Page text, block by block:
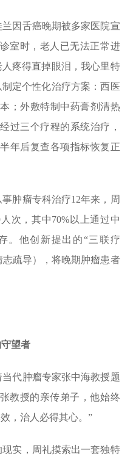
兰因舌癌晚期被多家医院宣
室时，老人已无法正常进
疼得直掉眼泪，我心里特
定个性化治疗方案：西医
；外敷特制中药膏剂清热
过三个疗程的系统治疗，
年后复查各项指标恢复正
肿瘤专科治疗12年来，周
次，其中70%以上通过中
。他创新提出的“三联疗
疏导），将晚期肿瘤患者
望者
代肿瘤专家张中海教授题
教授的亲传弟子，他始终
，治人必得其心。”
实，周礼摸索出一套独特